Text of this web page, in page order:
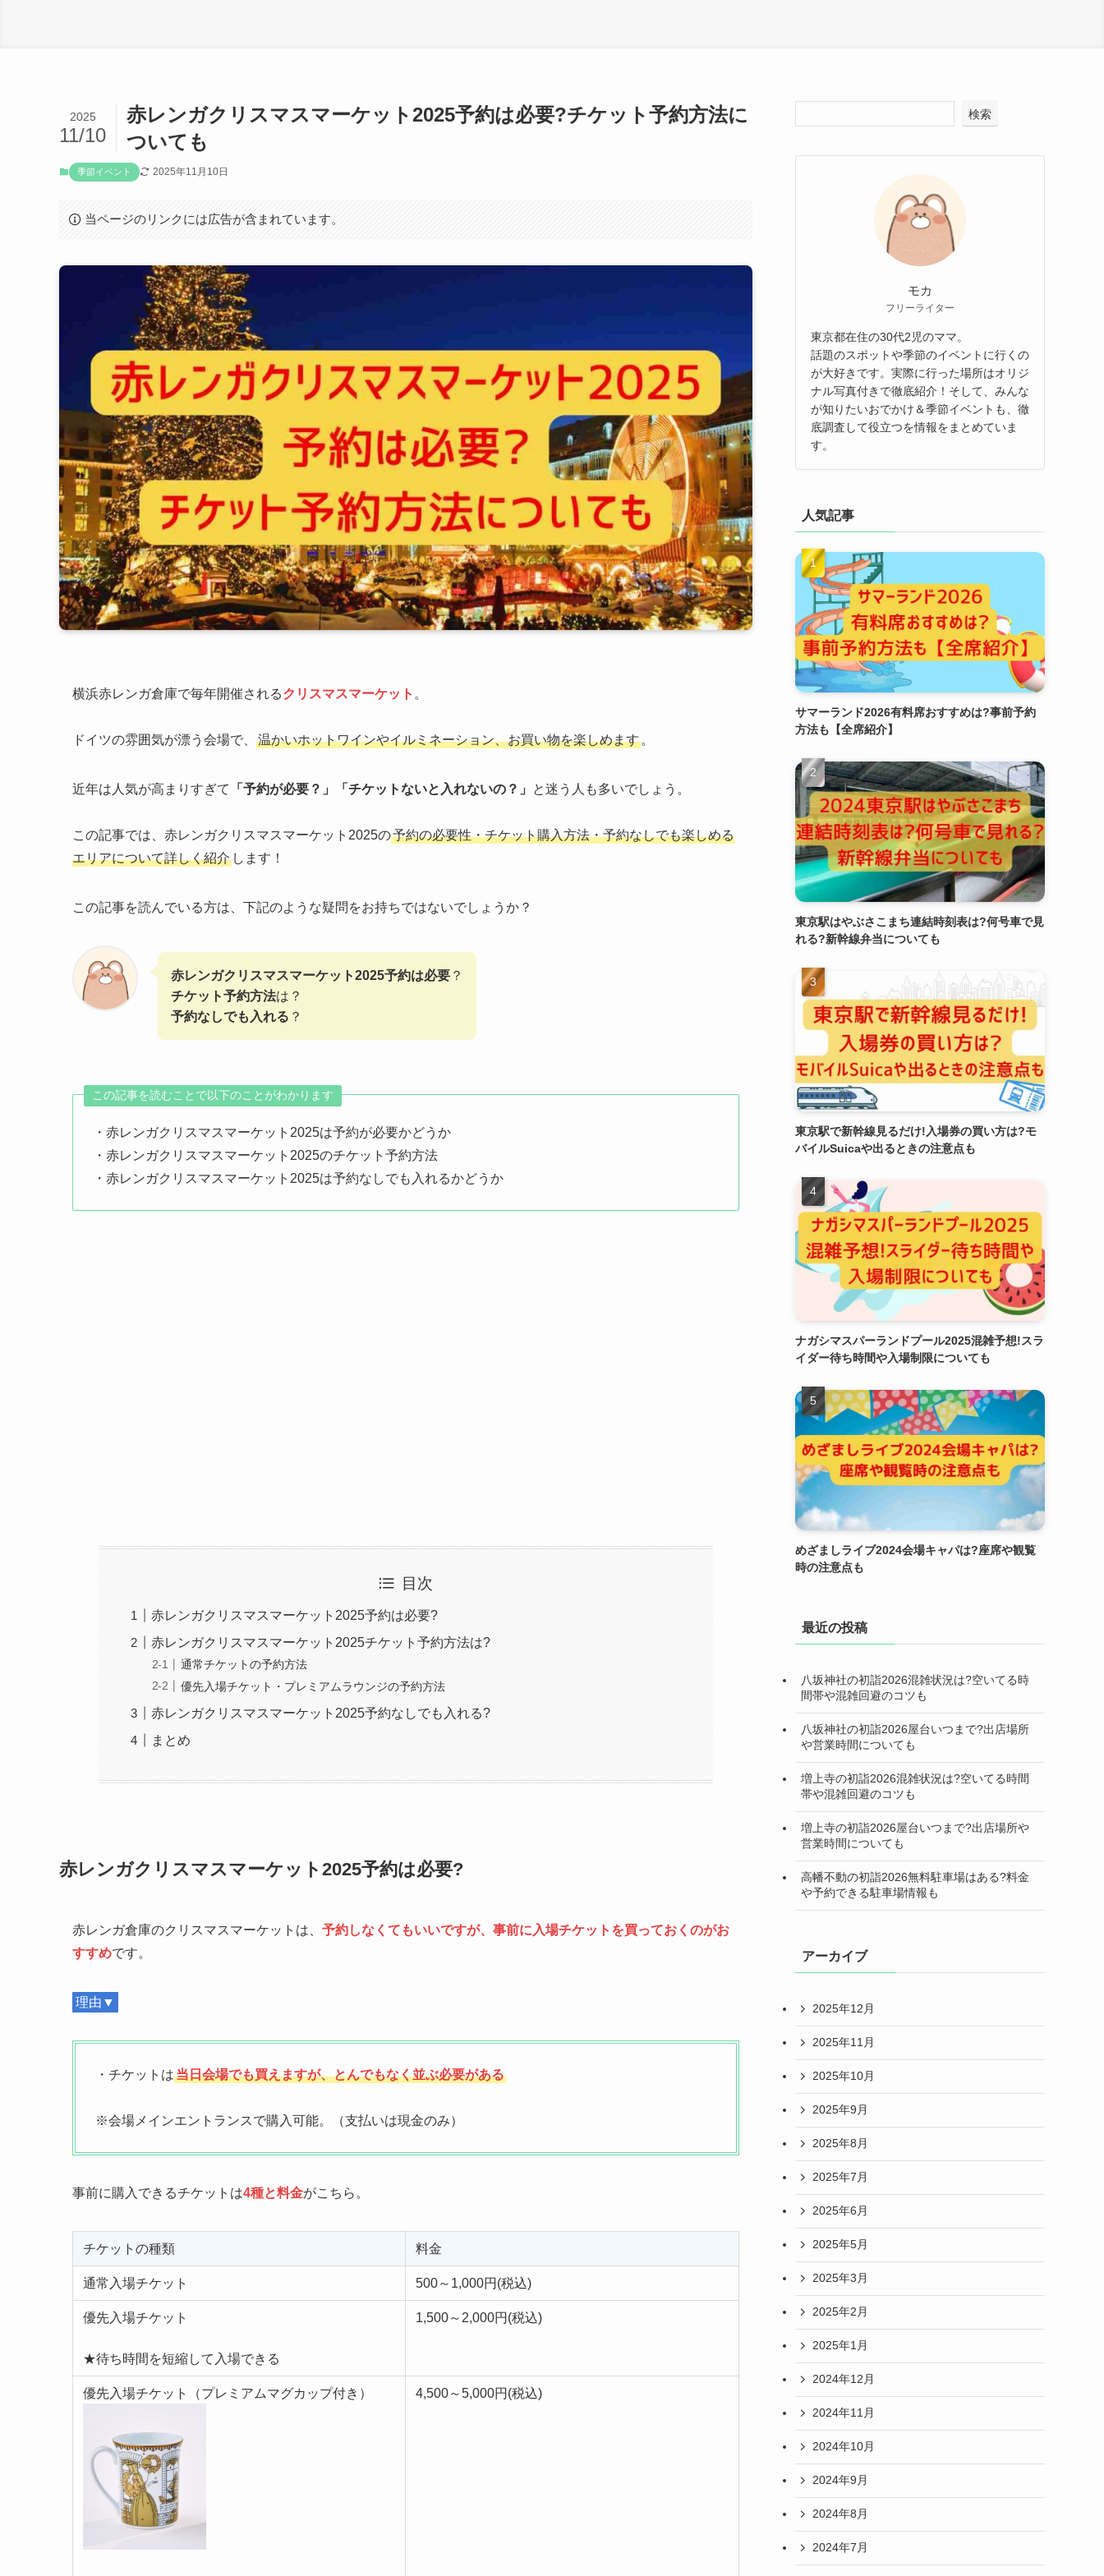
赤レンガクリスマスマーケット2025予約は必要?チケット予約方法に
ついても
2025
11/10
季節イベント 2025年11月10日
当ページのリンクには広告が含まれています。
横浜赤レンガ倉庫で毎年開催されるクリスマスマーケット 。
ドイツの雰囲気が漂う会場で、 温かいホットワインやイルミネーション、お買い物を楽しめます 。
近年は人気が高まりすぎて 「予約が必要？」「チケットないと入れないの？」 と迷う人も多いでしょう。
この記事では、赤レンガクリスマスマーケット2025の予約の必要性・チケット購入方法・予約なしでも楽しめる
エリアについて詳しく紹介 します！
この記事を読んでいる方は、下記のような疑問をお持ちではないでしょうか？
赤レンガクリスマスマーケット2025予約は必要 ？
チケット予約方法は？
予約なしでも入れる ？
この記事を読むことで以下のことがわかります
・赤レンガクリスマスマーケット2025は予約が必要かどうか
・赤レンガクリスマスマーケット2025のチケット予約方法
・赤レンガクリスマスマーケット2025は予約なしでも入れるかどうか
目次
赤レンガクリスマスマーケット2025予約は必要?
赤レンガクリスマスマーケット2025チケット予約方法は?
通常チケットの予約方法
優先入場チケット・プレミアムラウンジの予約方法
赤レンガクリスマスマーケット2025予約なしでも入れる?
まとめ
赤レンガクリスマスマーケット2025予約は必要?
赤レンガ倉庫のクリスマスマーケットは、 予約しなくてもいいですが、事前に入場チケットを買っておくのがお
すすめです。
理由▼
・チケットは当日会場でも買えますが、とんでもなく並ぶ必要がある
※会場メインエントランスで購入可能。（支払いは現金のみ）
事前に購入できるチケットは4種と料金がこちら。
チケットの種類 料金
通常入場チケット 500～1,000円(税込)
優先入場チケット
★待ち時間を短縮して入場できる
1,500～2,000円(税込)
優先入場チケット（プレミアムマグカップ付き） 4,500～5,000円(税込)
検索
モカ
フリーライター
東京都在住の30代2児のママ。
話題のスポットや季節のイベントに行くの
が大好きです。実際に行った場所はオリジ
ナル写真付きで徹底紹介！そして、みんな
が知りたいおでかけ＆季節イベントも、徹
底調査して役立つを情報をまとめていま
す。
人気記事
サマーランド2026有料席おすすめは?事前予約
方法も【全席紹介】
東京駅はやぶさこまち連結時刻表は?何号車で見
れる?新幹線弁当についても
東京駅で新幹線見るだけ!入場券の買い方は?モ
バイルSuicaや出るときの注意点も
ナガシマスパーランドプール2025混雑予想!スラ
イダー待ち時間や入場制限についても
めざましライブ2024会場キャパは?座席や観覧
時の注意点も
最近の投稿
八坂神社の初詣2026混雑状況は?空いてる時
間帯や混雑回避のコツも
八坂神社の初詣2026屋台いつまで?出店場所
や営業時間についても
増上寺の初詣2026混雑状況は?空いてる時間
帯や混雑回避のコツも
増上寺の初詣2026屋台いつまで?出店場所や
営業時間についても
高幡不動の初詣2026無料駐車場はある?料金
や予約できる駐車場情報も
アーカイブ
2025年12月
2025年11月
2025年10月
2025年9月
2025年8月
2025年7月
2025年6月
2025年5月
2025年3月
2025年2月
2025年1月
2024年12月
2024年11月
2024年10月
2024年9月
2024年8月
2024年7月